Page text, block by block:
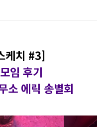
케치 #3]
임 후기
소 에릭 송별회